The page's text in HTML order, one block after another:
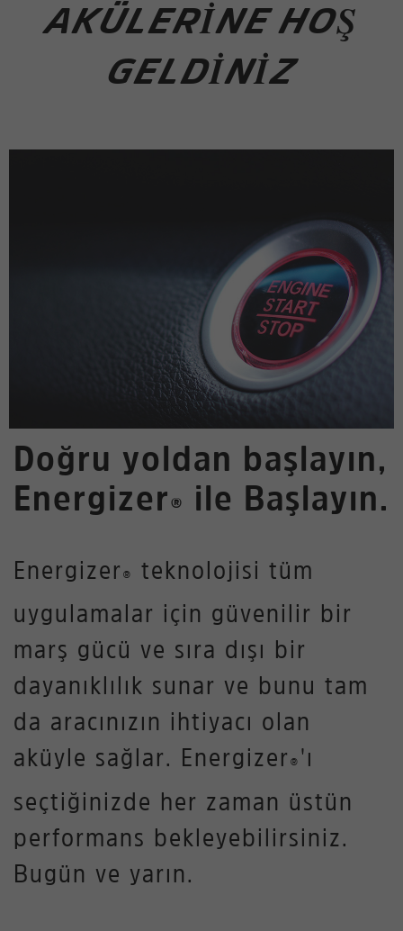
AKÜLERINE HOŞ
GELDINIZ
Doğru yoldan başlayın,
Energizer® ile Başlayın.
Energizer® teknolojisi tüm
uygulamalar için güvenilir bir
marş gücü ve sıra dışı bir
dayanıklılık sunar ve bunu tam
da aracınızın ihtiyacı olan
aküyle sağlar. Energizer®'ı
seçtiğinizde her zaman üstün
performans bekleyebilirsiniz.
Bugün ve yarın.